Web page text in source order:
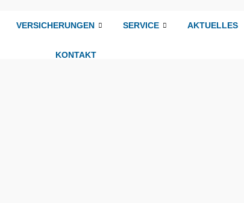
VERSICHERUNGEN SERVICE AKTUELLES
KONTAKT